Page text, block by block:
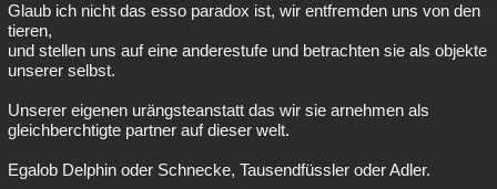
Glaub ich nicht das esso paradox ist, wir entfremden uns von den
tieren,
und stellen uns auf eine anderestufe und betrachten sie als objekte
unserer selbst.
Unserer eigenen urängsteanstatt das wir sie arnehmen als
gleichberchtigte partner auf dieser welt.
Egalob Delphin oder Schnecke, Tausendfüssler oder Adler.